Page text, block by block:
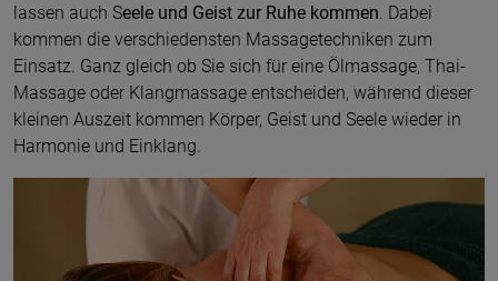
lassen auch Seele und Geist zur Ruhe kommen . Dabei
kommen die verschiedensten Massagetechniken zum
Einsatz. Ganz gleich ob Sie sich für eine Ölmassage, Thai-
Massage oder Klangmassage entscheiden, während dieser
kleinen Auszeit kommen Körper, Geist und Seele wieder in
Harmonie und Einklang.